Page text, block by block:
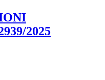
2025